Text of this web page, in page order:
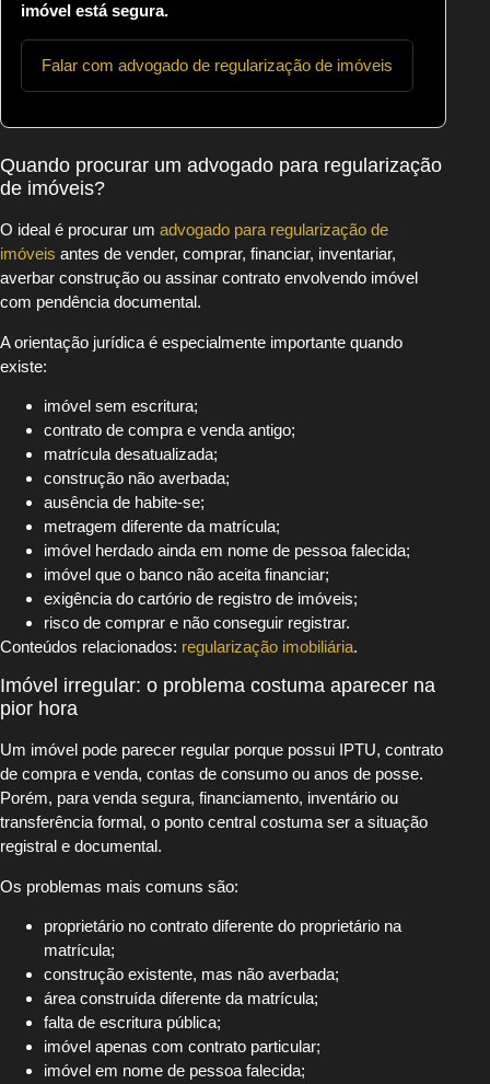
imóvel está segura.
Falar com advogado de regularização de imóveis
Quando procurar um advogado para regularização
de imóveis?
O ideal é procurar um advogado para regularização de
imóveis antes de vender, comprar, financiar, inventariar,
averbar construção ou assinar contrato envolvendo imóvel
com pendência documental.
A orientação jurídica é especialmente importante quando
existe:
imóvel sem escritura;
contrato de compra e venda antigo;
matrícula desatualizada;
construção não averbada;
ausência de habite-se;
metragem diferente da matrícula;
imóvel herdado ainda em nome de pessoa falecida;
imóvel que o banco não aceita financiar;
exigência do cartório de registro de imóveis;
risco de comprar e não conseguir registrar.
Conteúdos relacionados: regularização imobiliária.
Imóvel irregular: o problema costuma aparecer na
pior hora
Um imóvel pode parecer regular porque possui IPTU, contrato
de compra e venda, contas de consumo ou anos de posse.
Porém, para venda segura, financiamento, inventário ou
transferência formal, o ponto central costuma ser a situação
registral e documental.
Os problemas mais comuns são:
proprietário no contrato diferente do proprietário na
matrícula;
construção existente, mas não averbada;
área construída diferente da matrícula;
falta de escritura pública;
imóvel apenas com contrato particular;
imóvel em nome de pessoa falecida;